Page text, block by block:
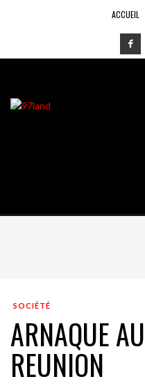
ACCUEIL
SOCIÉTÉ
ARNAQUE
REUNION